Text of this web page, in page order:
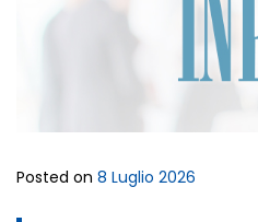
Posted on 8 Luglio 2026